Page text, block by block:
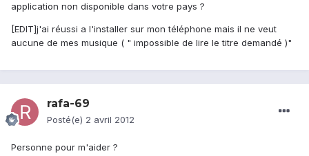
application non disponible dans votre pays ?
[EDIT]j'ai réussi a l'installer sur mon téléphone mais il ne veut
aucune de mes musique ( " impossible de lire le titre demandé )"
rafa-69
Posté(e) 2 avril 2012
Personne pour m'aider ?